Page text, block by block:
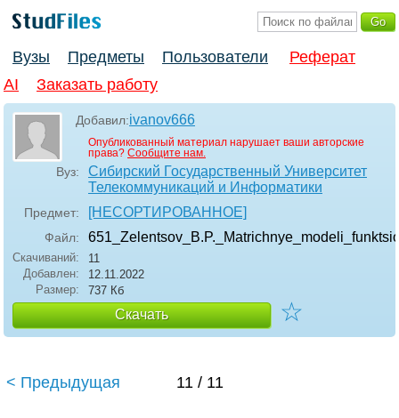
Вузы Предметы Пользователи
Реферат
AI
Заказать работу
Добавил:ivanov666
Опубликованный материал нарушает ваши авторские
права? Сообщите нам.
Вуз:
Сибирский Государственный Университет
Телекоммуникаций и Информатики
Предмет: [НЕСОРТИРОВАННОЕ]
Файл:
Скачиваний:
11
Добавлен:
12.11.2022
Размер:
737 Кб
Скачать ☆
< Предыдущая 11 / 11